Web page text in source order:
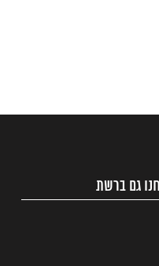
גם ברשת